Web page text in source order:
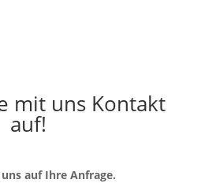
mit uns Kontakt
auf!
auf Ihre Anfrage.